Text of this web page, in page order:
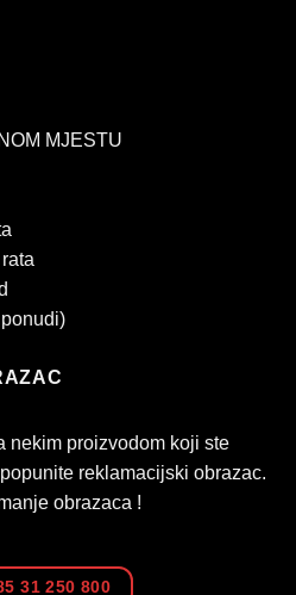
MJESTU
nekim proizvodom koji ste
reklamacijski obrazac.
obrazaca !
31 250 800